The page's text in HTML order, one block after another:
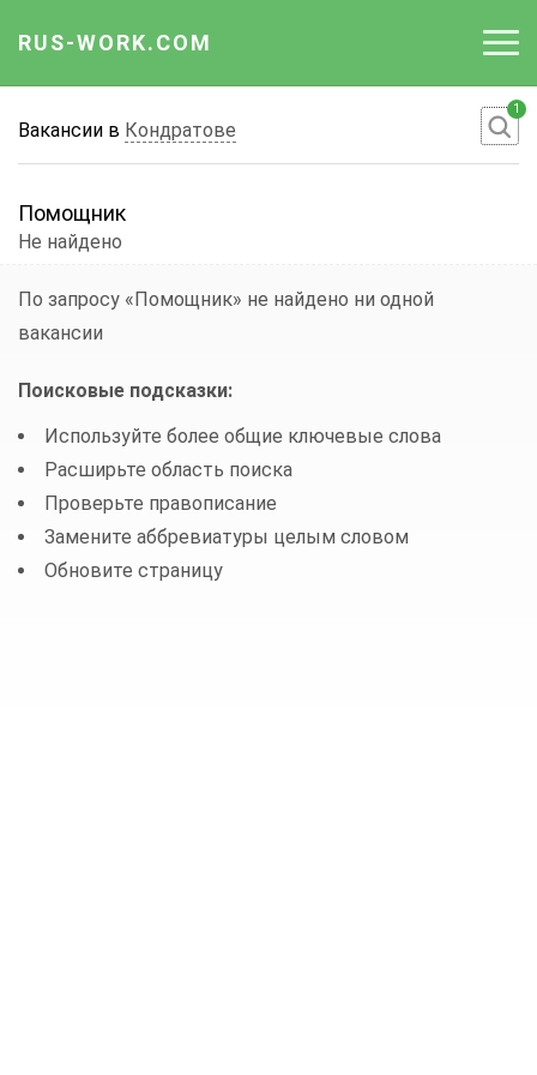
RUS-WORK.COM
Вакансии
Отрасли
Работодателю
Вакансии в Кондратове
1
Помощник
Не найдено
По запросу «Помощник» не найдено ни одной
вакансии
Поисковые подсказки:
Используйте более общие ключевые слова
Расширьте область поиска
Проверьте правописание
Замените аббревиатуры целым словом
Обновите страницу